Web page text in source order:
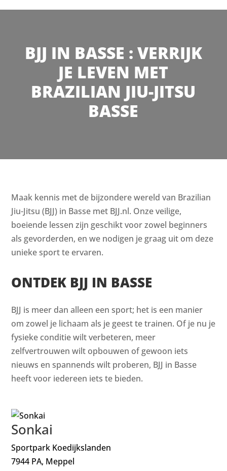
BJJ IN BASSE : VERRIJK
JE LEVEN MET
BRAZILIAN JIU-JITSU
BASSE
Maak kennis met de bijzondere wereld van Brazilian
Jiu-Jitsu (BJJ) in Basse met BJJ.nl. Onze veilige,
boeiende lessen zijn geschikt voor zowel beginners
als gevorderden, en we nodigen je graag uit om deze
unieke sport te ervaren.
ONTDEK BJJ IN BASSE
BJJ is meer dan alleen een sport; het is een manier
om zowel je lichaam als je geest te trainen. Of je nu je
fysieke conditie wilt verbeteren, meer
zelfvertrouwen wilt opbouwen of gewoon iets
nieuws en spannends wilt proberen, BJJ in Basse
heeft voor iedereen iets te bieden.
Sonkai
Sportpark Koedijkslanden
7944 PA, Meppel